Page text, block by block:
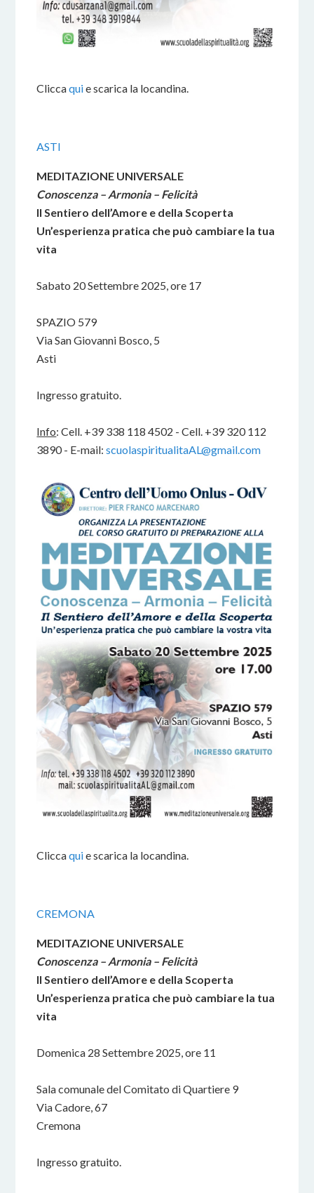
Cliccaquie scarica la locandina.
ASTI
MEDITAZIONE UNIVERSALE
Conoscenza – Armonia – Felicità
Il Sentiero dell’Amore e della Scoperta
Un’esperienza pratica che può cambiare la tua
vita
Sabato 20 Settembre 2025, ore 17
SPAZIO 579
Via San Giovanni Bosco, 5
Asti
Ingresso gratuito.
Info: Cell. +39 338 118 4502 - Cell. +39 320 112
3890 - E-mail:scuolaspiritualitaAL@gmail.com
Cliccaquie scarica la locandina.
CREMONA
MEDITAZIONE UNIVERSALE
Conoscenza – Armonia – Felicità
Il Sentiero dell’Amore e della Scoperta
Un’esperienza pratica che può cambiare la tua
vita
Domenica 28 Settembre 2025, ore 11
Sala comunale del Comitato di Quartiere 9
Via Cadore, 67
Cremona
Ingresso gratuito.